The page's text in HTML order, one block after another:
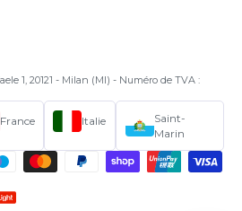
1, 20121 - Milan (MI) - Numéro de TVA :
France Italie
Saint-
Marin